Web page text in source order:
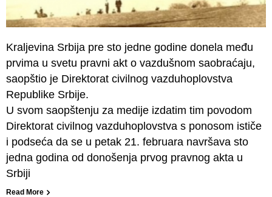
Kraljevina Srbija pre sto jedne godine donela među
prvima u svetu pravni akt o vazdušnom saobraćaju,
saopštio je Direktorat civilnog vazduhoplovstva
Republike Srbije.
U svom saopštenju za medije izdatim tim povodom
Direktorat civilnog vazduhoplovstva s ponosom ističe
i podseća da se u petak 21. februara navršava sto
jedna godina od donošenja prvog pravnog akta u
Srbiji
Read More